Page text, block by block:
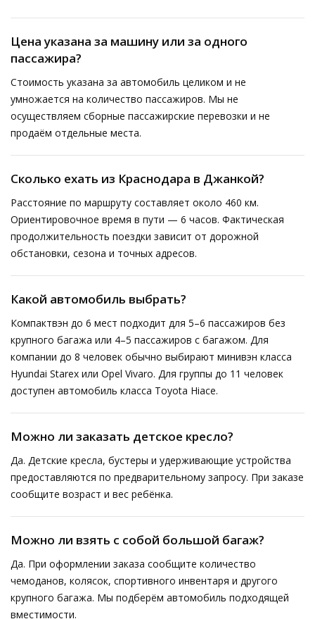
Цена указана за машину или за одного
пассажира?
Стоимость указана за автомобиль целиком и не
умножается на количество пассажиров. Мы не
осуществляем сборные пассажирские перевозки и не
продаём отдельные места.
Сколько ехать из Краснодара в Джанкой?
Расстояние по маршруту составляет около 460 км.
Ориентировочное время в пути — 6 часов. Фактическая
продолжительность поездки зависит от дорожной
обстановки, сезона и точных адресов.
Какой автомобиль выбрать?
Компактвэн до 6 мест подходит для 5–6 пассажиров без
крупного багажа или 4–5 пассажиров с багажом. Для
компании до 8 человек обычно выбирают минивэн класса
Hyundai Starex или Opel Vivaro. Для группы до 11 человек
доступен автомобиль класса Toyota Hiace.
Можно ли заказать детское кресло?
Да. Детские кресла, бустеры и удерживающие устройства
предоставляются по предварительному запросу. При заказе
сообщите возраст и вес ребёнка.
Можно ли взять с собой большой багаж?
Да. При оформлении заказа сообщите количество
чемоданов, колясок, спортивного инвентаря и другого
крупного багажа. Мы подберём автомобиль подходящей
вместимости.